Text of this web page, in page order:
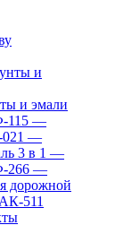
и эмали
115 —
—
3 в 1 —
266 —
дорожной
511